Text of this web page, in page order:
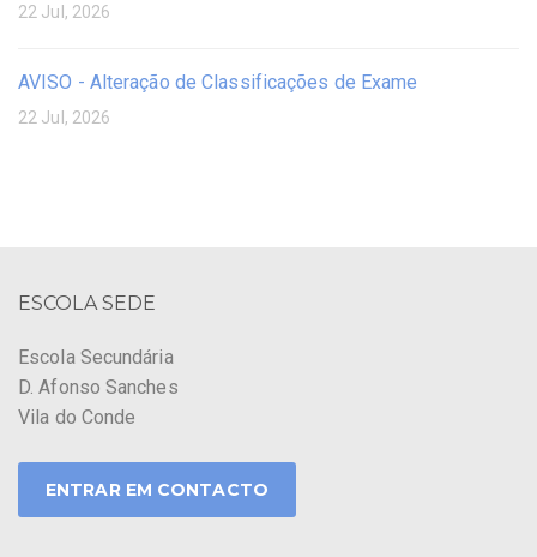
22 Jul, 2026
AVISO - Alteração de Classificações de Exame
22 Jul, 2026
ESCOLA SEDE
Escola Secundária
D. Afonso Sanches
Vila do Conde
ENTRAR EM CONTACTO